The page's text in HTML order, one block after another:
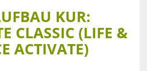
KUR:
CLASSIC (LIFE &
ACTIVATE)